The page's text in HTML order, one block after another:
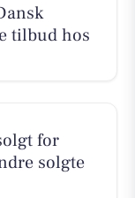
tilbud hos
for
solgte